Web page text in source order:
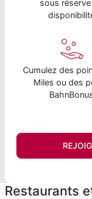
sous
Cumulez des
Miles ou des
Restaurants